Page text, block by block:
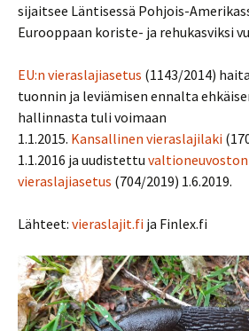
sijaitsee Läntisessä Pohjois-
Eurooppaan koriste- ja rehukasviksi
EU:n vieraslajiasetus (1143/2014)
tuonnin ja leviämisen ennalta
hallinnasta tuli voimaan
1.1.2015. Kansallinen vieraslajilaki
1.1.2016 ja uudistettu valtioneuvoston
vieraslajiasetus (704/2019) 1.6.2019.
Lähteet: vieraslajit.fi ja Finlex.fi